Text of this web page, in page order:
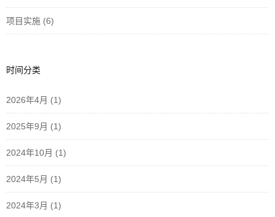
项目实施 (6)
时间分类
2026年4月 (1)
2025年9月 (1)
2024年10月 (1)
2024年5月 (1)
2024年3月 (1)